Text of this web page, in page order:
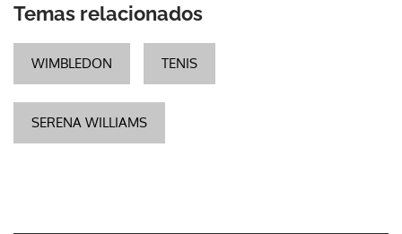
Temas relacionados
WIMBLEDON TENIS
SERENA WILLIAMS